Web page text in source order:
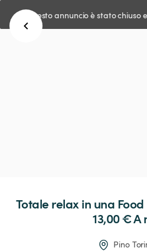
Questo annuncio è stato
Totale relaxin una Food
13,00 € A
Pino